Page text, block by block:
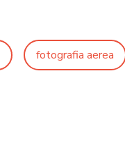
fotografia aerea